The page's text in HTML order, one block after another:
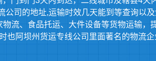
司的地址,运输时效几天能到等查询以
流、食品托运、大件设备等货物运输，
阿坝州货运专线公司里面著名的物流